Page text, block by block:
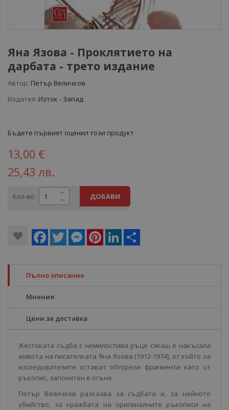
Яна Язова - Проклятието на
дарбата - трето издание
Автор: Петър Величков
Издател: Изток - Запад
Бъдете първият оценил този продукт
13,00 €
25,43 лв.
Кол-во ДОБАВИ
Facebook
Twitter MessengerPinterestLinkedIn
Пълно описание
Мнения
Цени за доставка
Жестоката съдба с немилостиви ръце сякаш е накъсала
живота на писателката Яна Язова (1912-1974), от който за
изследователите остават обгорели фрагменти като от
ръкопис, запокитен в огъня.
Петър Величков разказва за съдбата ѝ, за нейното
убийство, за кражбата на оригиналните ръкописи на